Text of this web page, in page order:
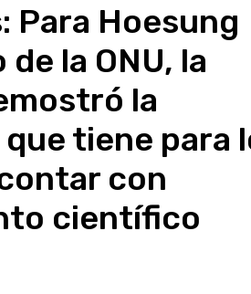
Para Hoesung
la ONU, la
la
tiene para
con
científico